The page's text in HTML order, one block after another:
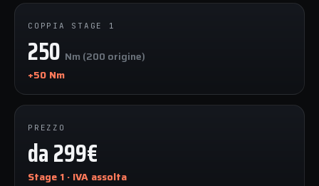
COPPIA STAGE 1
250 Nm (200 origine)
+50 Nm
PREZZO
da 299€
Stage 1 · IVA assolta